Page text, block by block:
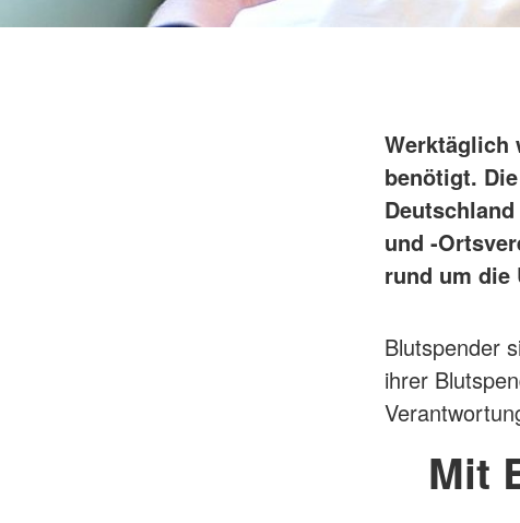
Werktäglich
benötigt.
und -
rund um die
Blutspender
ihrer
Mit